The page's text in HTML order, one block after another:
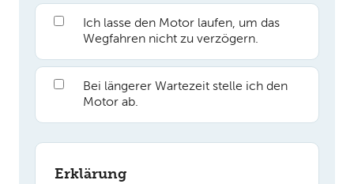
Ich lasse den Motor laufen, um das
Wegfahren nicht zu verzögern.
Bei längerer Wartezeit stelle ich den
Motor ab.
Erklärung